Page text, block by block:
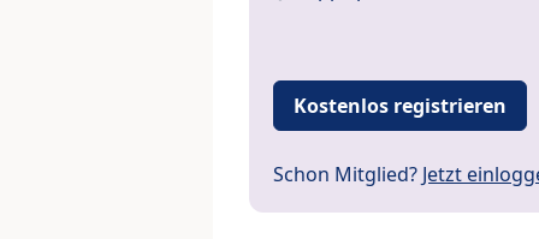
Kostenlos registrieren
Schon Mitglied? Jetzt